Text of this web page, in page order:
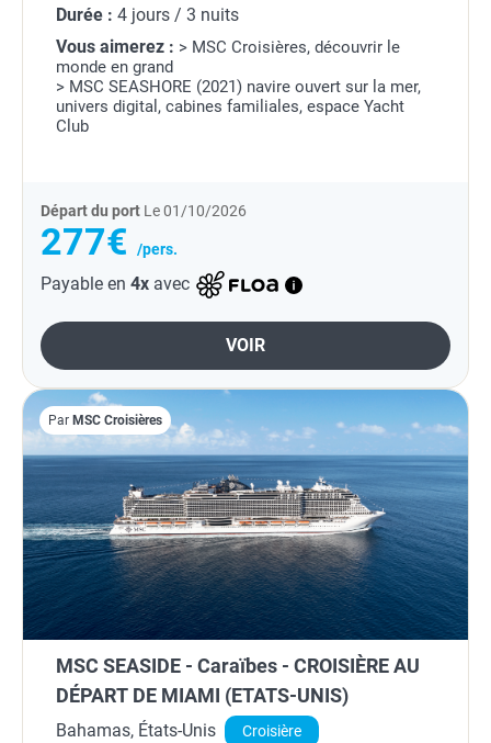
Durée : 4 jours / 3 nuits
Vous aimerez : > MSC Croisières, découvrir le
monde en grand
> MSC SEASHORE (2021) navire ouvert sur la mer,
univers digital, cabines familiales, espace Yacht
Club
Départ du port Le 01/10/2026
277€ /pers.
Payable en 4x avec
VOIR
Par MSC Croisières
MSC SEASIDE - Caraïbes - CROISIÈRE AU
DÉPART DE MIAMI (ETATS-UNIS)
Bahamas, États-Unis Croisière